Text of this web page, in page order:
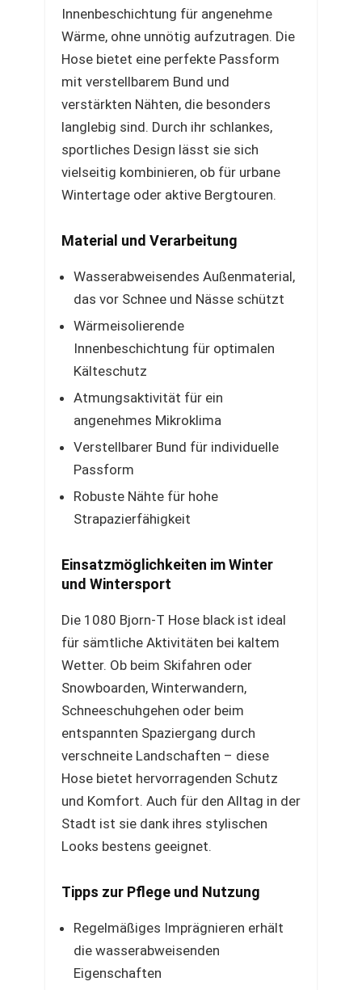
Innenbeschichtung für angenehme
Wärme, ohne unnötig aufzutragen. Die
Hose bietet eine perfekte Passform
mit verstellbarem Bund und
verstärkten Nähten, die besonders
langlebig sind. Durch ihr schlankes,
sportliches Design lässt sie sich
vielseitig kombinieren, ob für urbane
Wintertage oder aktive Bergtouren.
Material und Verarbeitung
Wasserabweisendes Außenmaterial,
das vor Schnee und Nässe schützt
Wärmeisolierende
Innenbeschichtung für optimalen
Kälteschutz
Atmungsaktivität für ein
angenehmes Mikroklima
Verstellbarer Bund für individuelle
Passform
Robuste Nähte für hohe
Strapazierfähigkeit
Einsatzmöglichkeiten im Winter
und Wintersport
Die 1080 Bjorn-T Hose black ist ideal
für sämtliche Aktivitäten bei kaltem
Wetter. Ob beim Skifahren oder
Snowboarden, Winterwandern,
Schneeschuhgehen oder beim
entspannten Spaziergang durch
verschneite Landschaften – diese
Hose bietet hervorragenden Schutz
und Komfort. Auch für den Alltag in der
Stadt ist sie dank ihres stylischen
Looks bestens geeignet.
Tipps zur Pflege und Nutzung
Regelmäßiges Imprägnieren erhält
die wasserabweisenden
Eigenschaften